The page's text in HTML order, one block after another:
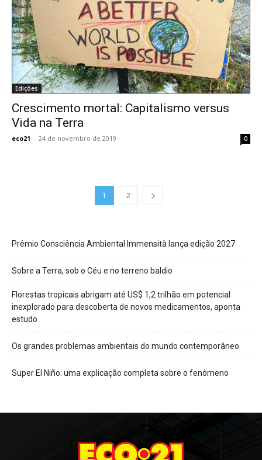
Edições
Crescimento mortal: Capitalismo versus
Vida na Terra
eco21 - 24 de novembro de 2019 0
1 2
Prêmio Consciência Ambiental Immensità lança edição 2027
Sobre a Terra, sob o Céu e no terreno baldio
Florestas tropicais abrigam até US$ 1,2 trilhão em potencial
inexplorado para descoberta de novos medicamentos, aponta
estudo
Os grandes problemas ambientais do mundo contemporâneo
Super El Niño: uma explicação completa sobre o fenômeno